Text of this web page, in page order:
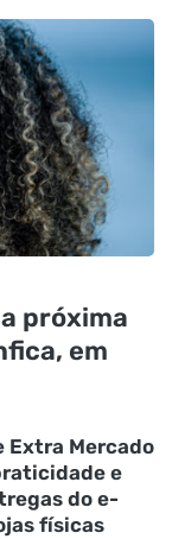
próxima
em
Extra Mercado
e
do e-
físicas